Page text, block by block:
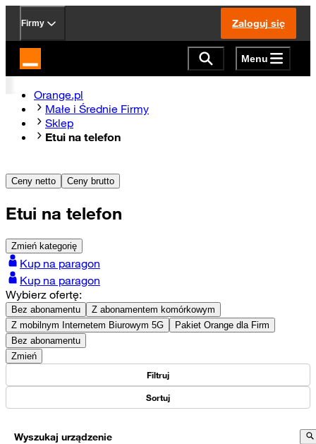
Firmy Zaloguj się
Strona główna Orange.pl Menu
Orange.pl
Małe i Średnie Firmy
Sklep
Etui na telefon
Ceny netto Ceny brutto
Etui na telefon
Zmień kategorię
Kup na paragon
Kup na paragon
Wybierz ofertę:
Bez abonamentu
Z abonamentem komórkowym
Z mobilnym Internetem Biurowym 5G
Pakiet Orange dla Firm
Bez abonamentu
Zmień
Filtruj
Sortuj
Wyszukaj urządzenie